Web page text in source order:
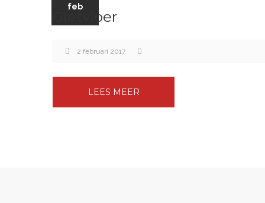
feb
Gietvloer
2 februari 2017
LEES MEER